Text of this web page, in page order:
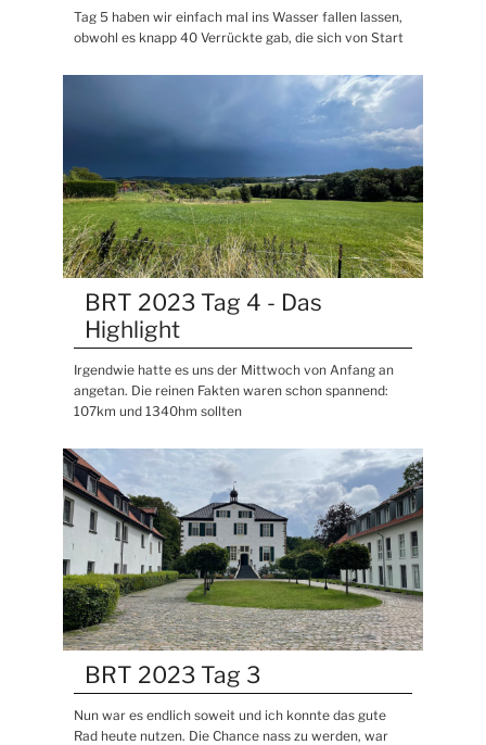
Tag 5 haben wir einfach mal ins Wasser fallen lassen,
obwohl es knapp 40 Verrückte gab, die sich von Start
BRT 2023 Tag 4 - Das
Highlight
Irgendwie hatte es uns der Mittwoch von Anfang an
angetan. Die reinen Fakten waren schon spannend:
107km und 1340hm sollten
BRT 2023 Tag 3
Nun war es endlich soweit und ich konnte das gute
Rad heute nutzen. Die Chance nass zu werden, war